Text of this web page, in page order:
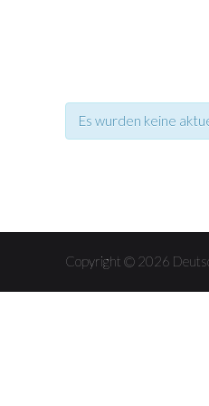
Es wurden keine
Navigation
Navigation
Copyright © 2026